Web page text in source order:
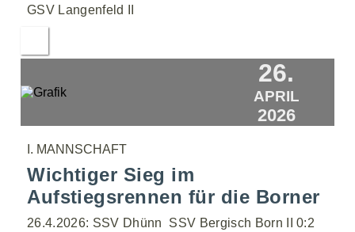
GSV Langenfeld II
26.
APRIL
2026
I. MANNSCHAFT
Wichtiger Sieg im
Aufstiegsrennen für die Borner
26.4.2026: SSV Dhünn  SSV Bergisch Born II 0:2